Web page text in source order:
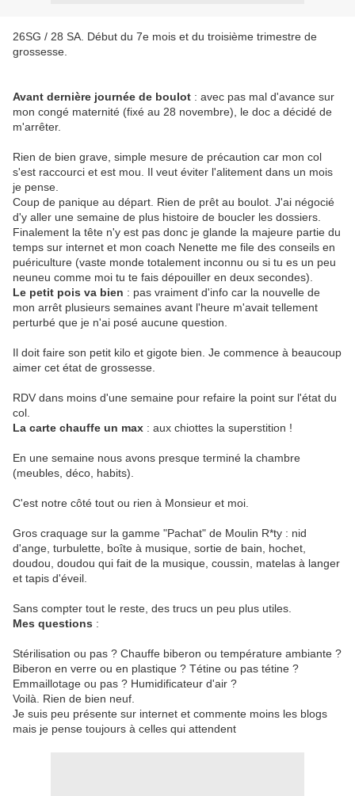
26SG / 28 SA. Début du 7e mois et du troisième trimestre de
grossesse.
Avant dernière journée de boulot : avec pas mal d'avance sur
mon congé maternité (fixé au 28 novembre), le doc a décidé de
m'arrêter.
Rien de bien grave, simple mesure de précaution car mon col
s'est raccourci et est mou. Il veut éviter l'alitement dans un mois
je pense.
Coup de panique au départ. Rien de prêt au boulot. J'ai négocié
d'y aller une semaine de plus histoire de boucler les dossiers.
Finalement la tête n'y est pas donc je glande la majeure partie du
temps sur internet et mon coach Nenette me file des conseils en
puériculture (vaste monde totalement inconnu ou si tu es un peu
neuneu comme moi tu te fais dépouiller en deux secondes).
Le petit pois va bien : pas vraiment d'info car la nouvelle de
mon arrêt plusieurs semaines avant l'heure m'avait tellement
perturbé que je n'ai posé aucune question.
Il doit faire son petit kilo et gigote bien. Je commence à beaucoup
aimer cet état de grossesse.
RDV dans moins d'une semaine pour refaire la point sur l'état du
col.
La carte chauffe un max : aux chiottes la superstition !
En une semaine nous avons presque terminé la chambre
(meubles, déco, habits).
C'est notre côté tout ou rien à Monsieur et moi.
Gros craquage sur la gamme "Pachat" de Moulin R*ty : nid
d'ange, turbulette, boîte à musique, sortie de bain, hochet,
doudou, doudou qui fait de la musique, coussin, matelas à langer
et tapis d'éveil.
Sans compter tout le reste, des trucs un peu plus utiles.
Mes questions :
Stérilisation ou pas ? Chauffe biberon ou température ambiante ?
Biberon en verre ou en plastique ? Tétine ou pas tétine ?
Emmaillotage ou pas ? Humidificateur d'air ?
Voilà. Rien de bien neuf.
Je suis peu présente sur internet et commente moins les blogs
mais je pense toujours à celles qui attendent